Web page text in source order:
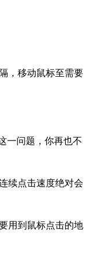
，移动鼠标至需要
一问题，你再也不
续点击速度绝对会
用到鼠标点击的地